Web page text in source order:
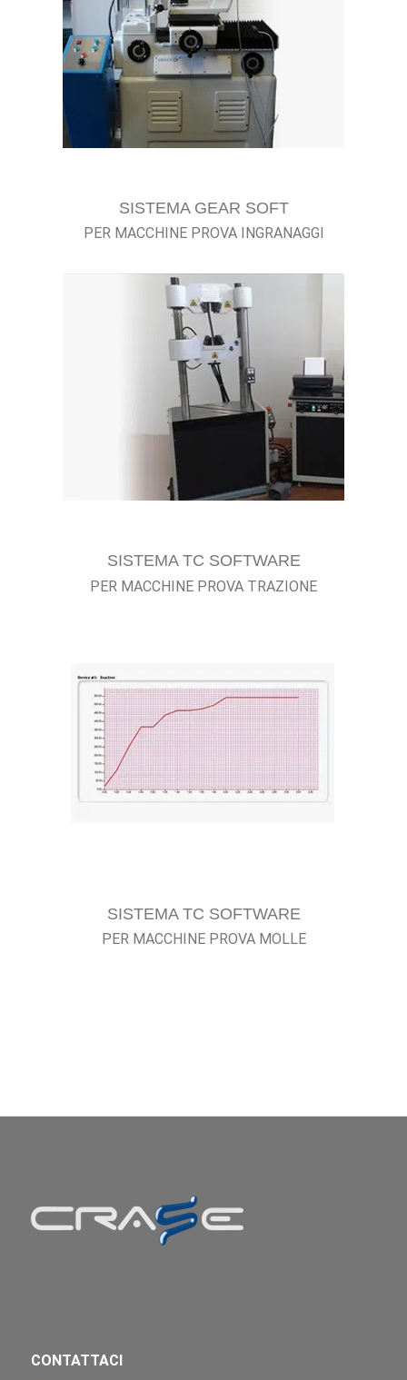
SISTEMA GEAR SOFT
PER MACCHINE PROVA INGRANAGGI
SISTEMA TC SOFTWARE
PER MACCHINE PROVA TRAZIONE
SISTEMA TC SOFTWARE
PER MACCHINE PROVA MOLLE
CONTATTACI